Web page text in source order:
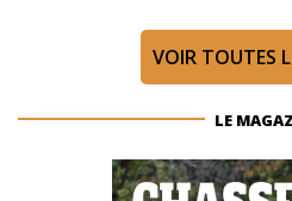
VOIR TOUTES
LE